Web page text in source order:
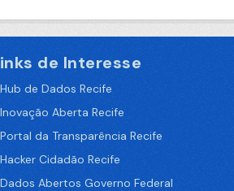
de Interesse
Hub de Dados Recife
Inovação Aberta Recife
Portal da Transparência Recife
Hacker Cidadão Recife
Dados Abertos Governo Federal